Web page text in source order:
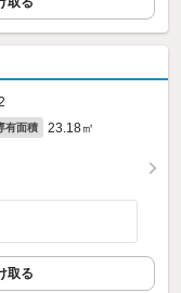
有面積 23.18㎡
取る